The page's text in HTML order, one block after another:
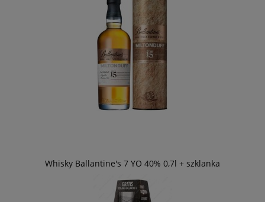
Whisky Ballantine's 7 YO 40% 0,7l + szklanka